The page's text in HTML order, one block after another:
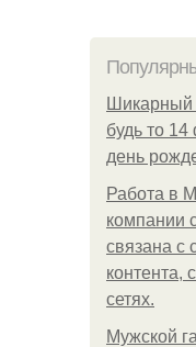
Шикарный
будь то
день
Работа в
компании
связана с
контента,
сетях.
Мужской